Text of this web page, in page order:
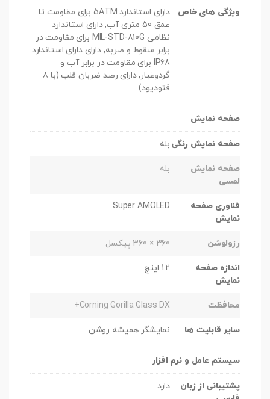
ویژگی های خاص
دارای استاندارد 5ATM برای مقاومت تا
عمق 50 متری آب, دارای استاندارد
نظامی MIL-STD-810G برای مقاومت در
برابر سقوط و ضربه, دارای دارای استاندارد
IP68 برای مقاومت در برابر آب و
گردوغبار, دارای رصد ضربان قلب (با 8
فتودیود)
صفحه نمایش
صفحه نمایش رنگی بله
صفحه نمایش
لمسی
بله
فناوری صفحه
نمایش
Super AMOLED
رزولوشن 360 × 360 پیکسل
اندازه صفحه
نمایش
1.2 اینچ
محافظت Corning Gorilla Glass DX+
سایر قابلیت ها نمایشگر همیشه روشن
سیستم عامل و نرم افزار
پشتیبانی از زبان
دارد